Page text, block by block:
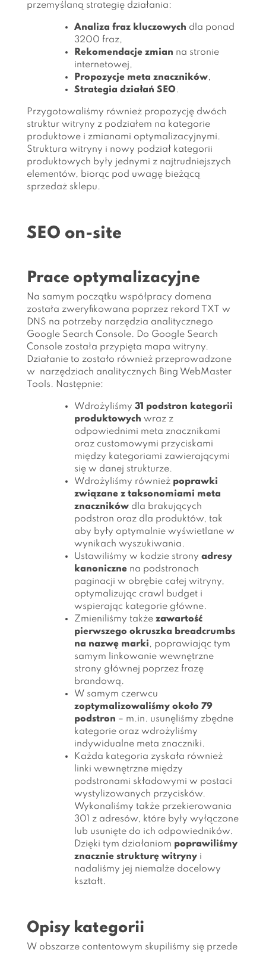
przemyślaną strategię działania:
Analiza fraz kluczowych dla ponad
3200 fraz,
Rekomendacje zmian na stronie
internetowej,
Propozycje meta znaczników,
Strategia działań SEO.
Przygotowaliśmy również propozycję dwóch
struktur witryny z podziałem na kategorie
produktowe i zmianami optymalizacyjnymi.
Struktura witryny i nowy podział kategorii
produktowych były jednymi z najtrudniejszych
elementów, biorąc pod uwagę bieżącą
sprzedaż sklepu.
SEO on-site
Prace optymalizacyjne
Na samym początku współpracy domena
została zweryfikowana poprzez rekord TXT w
DNS na potrzeby narzędzia analitycznego
Google Search Console. Do Google Search
Console została przypięta mapa witryny.
Działanie to zostało również przeprowadzone
w narzędziach analitycznych Bing WebMaster
Tools. Następnie:
Wdrożyliśmy 31 podstron kategorii
produktowych wraz z
odpowiednimi meta znacznikami
oraz customowymi przyciskami
między kategoriami zawierającymi
się w danej strukturze.
Wdrożyliśmy również poprawki
związane z taksonomiami meta
znaczników dla brakujących
podstron oraz dla produktów, tak
aby były optymalnie wyświetlane w
wynikach wyszukiwania.
Ustawiliśmy w kodzie strony adresy
kanoniczne na podstronach
paginacji w obrębie całej witryny,
optymalizując crawl budget i
wspierając kategorie główne.
Zmieniliśmy także zawartość
pierwszego okruszka breadcrumbs
na nazwę marki, poprawiając tym
samym linkowanie wewnętrzne
strony głównej poprzez frazę
brandową.
W samym czerwcu
zoptymalizowaliśmy około 79
podstron – m.in. usunęliśmy zbędne
kategorie oraz wdrożyliśmy
indywidualne meta znaczniki.
Każda kategoria zyskała również
linki wewnętrzne między
podstronami składowymi w postaci
wystylizowanych przycisków.
Wykonaliśmy także przekierowania
301 z adresów, które były wyłączone
lub usunięte do ich odpowiedników.
Dzięki tym działaniom poprawiliśmy
znacznie strukturę witryny i
nadaliśmy jej niemalże docelowy
kształt.
Opisy kategorii
W obszarze contentowym skupiliśmy się przede